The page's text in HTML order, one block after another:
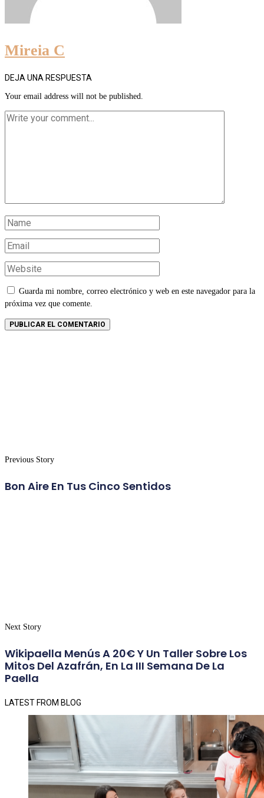
Mireia C
DEJA UNA RESPUESTA
Your email address will not be published.
Guarda mi nombre, correo electrónico y web en este navegador para la
próxima vez que comente.
Previous Story
Bon Aire En Tus Cinco Sentidos
Next Story
Wikipaella Menús A 20€ Y Un Taller Sobre Los
Mitos Del Azafrán, En La III Semana De La
Paella
LATEST FROM BLOG